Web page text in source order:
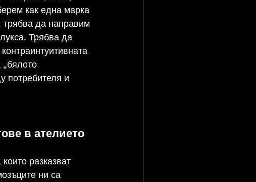
как една марка
да направим
Трябва да
потребителя и
в ателието
разказват
ни са